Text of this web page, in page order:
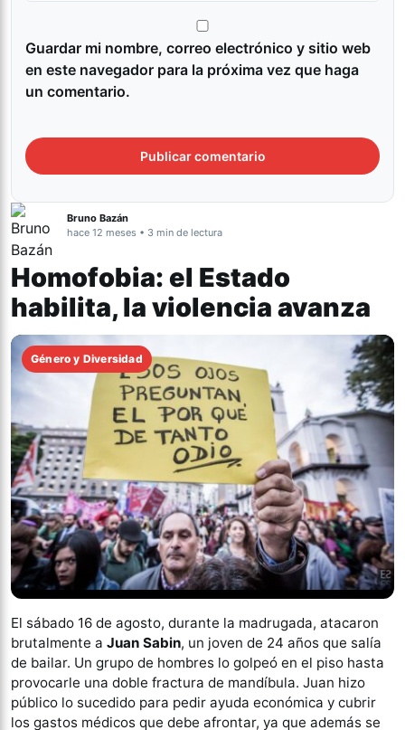
Guardar mi nombre, correo electrónico y sitio web
en este navegador para la próxima vez que haga
un comentario.
Bruno Bazán
hace 12 meses • 3 min de lectura
Homofobia: el Estado
habilita, la violencia avanza
Género y Diversidad
El sábado 16 de agosto, durante la madrugada, atacaron
brutalmente a Juan Sabin, un joven de 24 años que salía
de bailar. Un grupo de hombres lo golpeó en el piso hasta
provocarle una doble fractura de mandíbula. Juan hizo
público lo sucedido para pedir ayuda económica y cubrir
los gastos médicos que debe afrontar, ya que además se